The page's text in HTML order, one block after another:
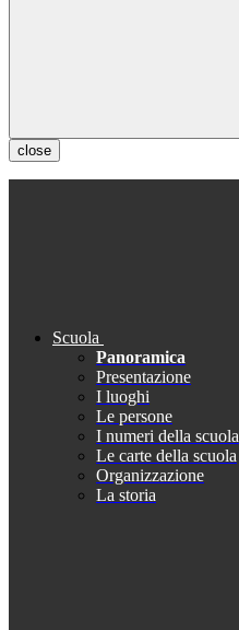
close
Scuola
Panoramica
Presentazione
I luoghi
Le persone
I numeri della scuola
Le carte della scuola
Organizzazione
La storia